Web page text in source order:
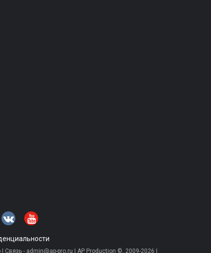
- admin@ap-pro.ru | AP Production ©, 2009-2026 |